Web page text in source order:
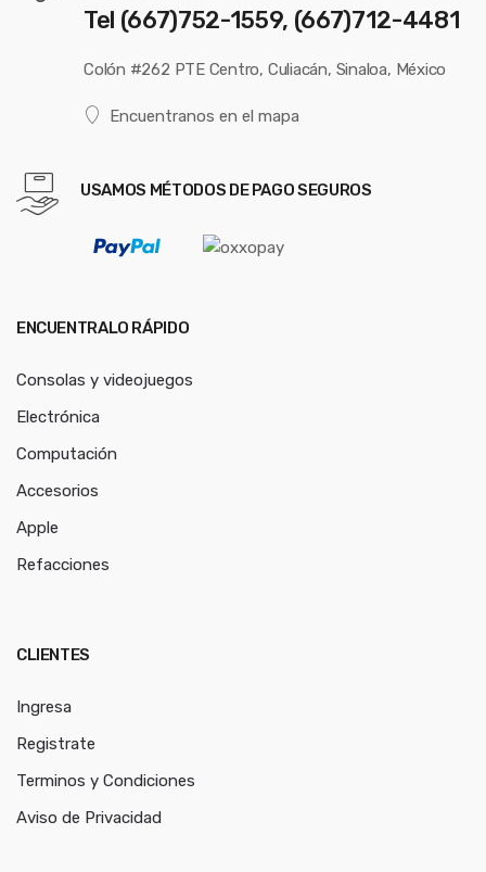
Tel (667)752-1559, (667)712-4481
Colón #262 PTE Centro, Culiacán, Sinaloa, México
Encuentranos en el mapa
USAMOS MÉTODOS DE PAGO SEGUROS
ENCUENTRALO RÁPIDO
Consolas y videojuegos
Electrónica
Computación
Accesorios
Apple
Refacciones
CLIENTES
Ingresa
Registrate
Terminos y Condiciones
Aviso de Privacidad